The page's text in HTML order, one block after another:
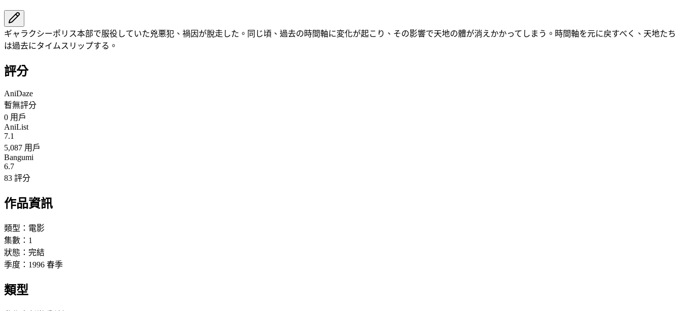
ギャラクシーポリス本部で服役していた兇悪犯、禍因が脫走した。同じ頃、過去の時間軸に変化が起こり、その影響で天地の體が消えかかってしまう。時間軸を元に戻すべく、天地たち
は過去にタイムスリップする。
評分
AniDaze
暫無評分
0 用戶
AniList
7.1
5,087 用戶
Bangumi
6.7
83 評分
作品資訊
類型： 電影
集數： 1
狀態： 完結
季度： 1996 春季
類型